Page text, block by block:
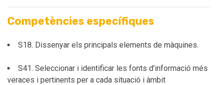
Competències específiques
S18. Dissenyar els principals elements de màquines.
S41. Seleccionar i identificar les fonts d’informació més
veraces i pertinents per a cada situació i àmbit